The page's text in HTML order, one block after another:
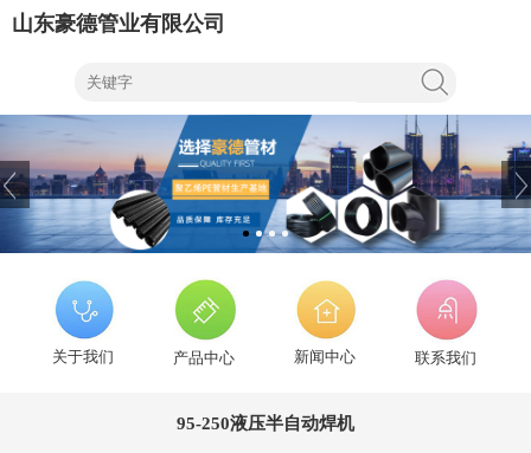
山东豪德管业有限公司
关于我们 产品中心 新闻中心 联系我们
95-250液压半自动焊机